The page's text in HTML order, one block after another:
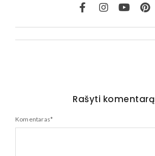
Rašyti komentarą
Komentaras*